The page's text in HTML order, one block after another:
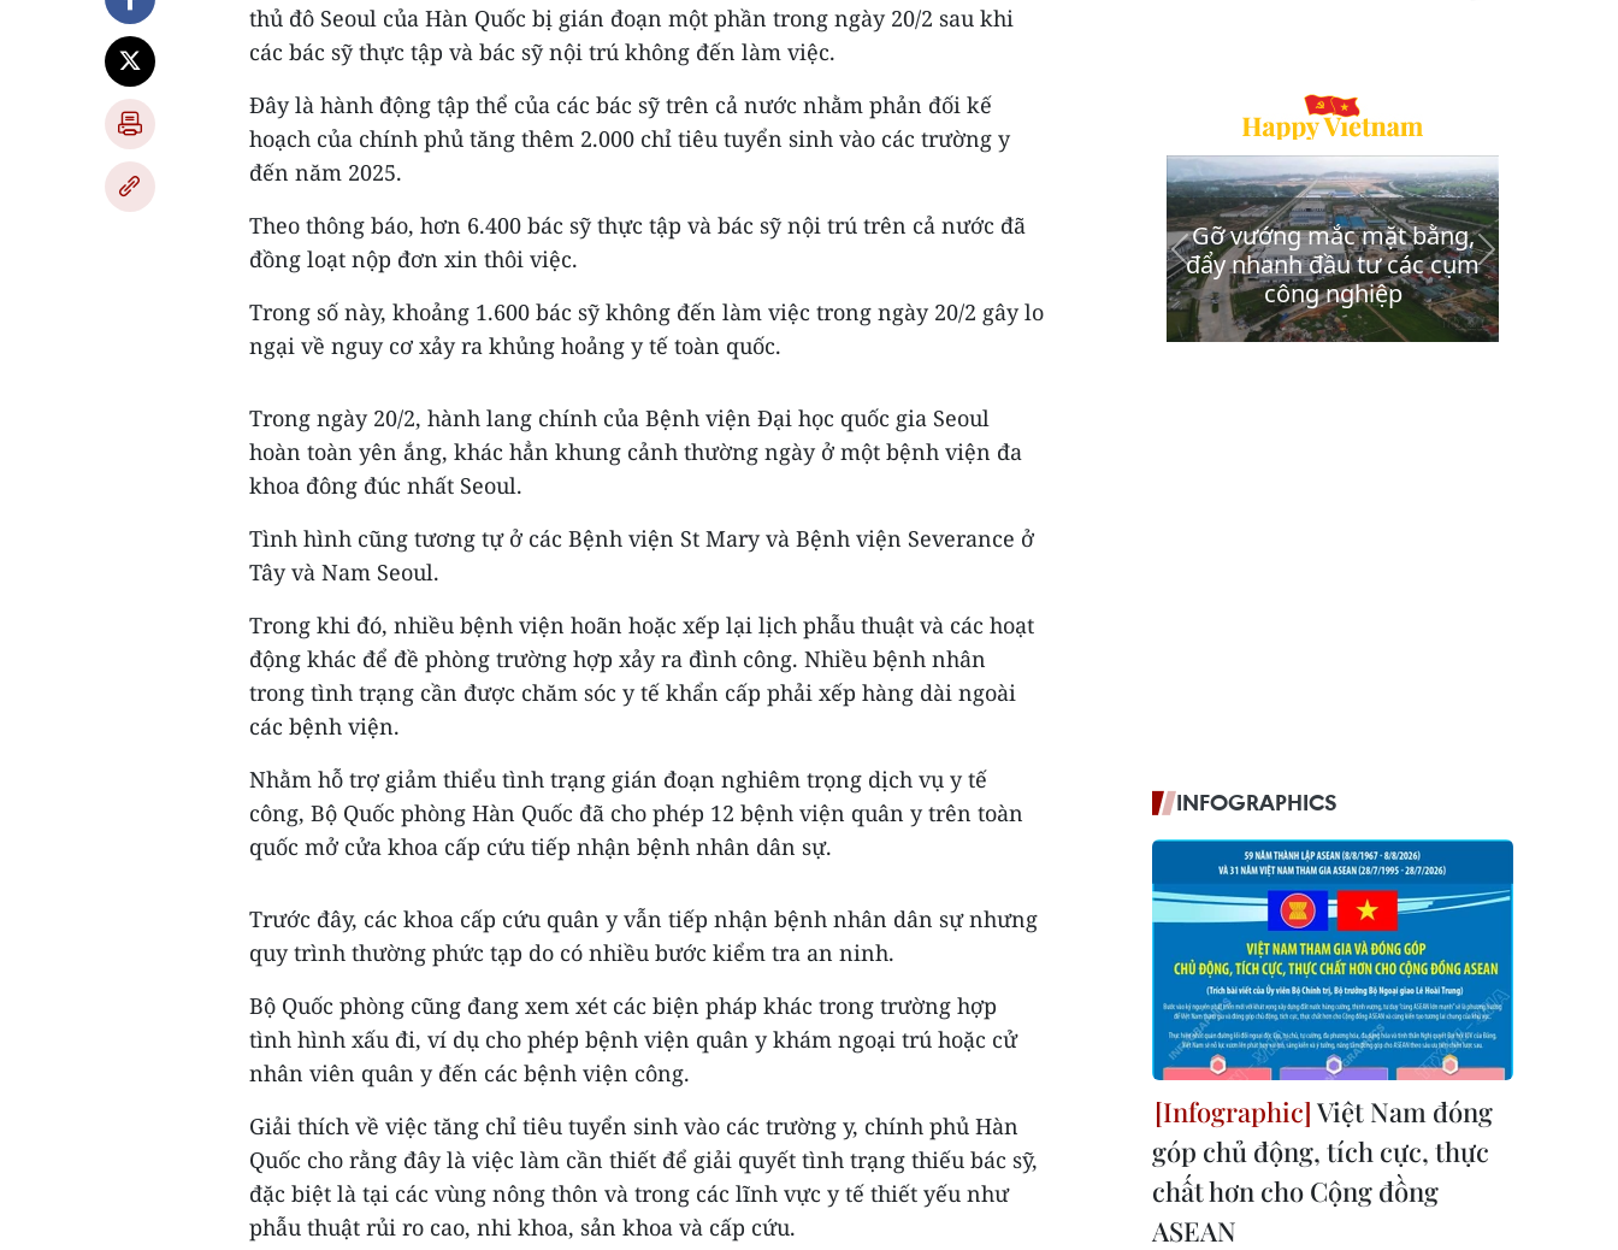
thủ đô Seoul của Hàn Quốc bị gián đoạn một phần trong ngày 20/2 sau khi
các bác sỹ thực tập và bác sỹ nội trú không đến làm việc.
Đây là hành động tập thể của các bác sỹ trên cả nước nhằm phản đối kế
hoạch của chính phủ tăng thêm 2.000 chỉ tiêu tuyển sinh vào các trường y
đến năm 2025.
Theo thông báo, hơn 6.400 bác sỹ thực tập và bác sỹ nội trú trên cả nước đã
đồng loạt nộp đơn xin thôi việc.
Trong số này, khoảng 1.600 bác sỹ không đến làm việc trong ngày 20/2 gây lo
ngại về nguy cơ xảy ra khủng hoảng y tế toàn quốc.
Trong ngày 20/2, hành lang chính của Bệnh viện Đại học quốc gia Seoul
hoàn toàn yên ắng, khác hẳn khung cảnh thường ngày ở một bệnh viện đa
khoa đông đúc nhất Seoul.
Tình hình cũng tương tự ở các Bệnh viện St Mary và Bệnh viện Severance ở
Tây và Nam Seoul.
Trong khi đó, nhiều bệnh viện hoãn hoặc xếp lại lịch phẫu thuật và các hoạt
động khác để đề phòng trường hợp xảy ra đình công. Nhiều bệnh nhân
trong tình trạng cần được chăm sóc y tế khẩn cấp phải xếp hàng dài ngoài
các bệnh viện.
Nhằm hỗ trợ giảm thiểu tình trạng gián đoạn nghiêm trọng dịch vụ y tế
công, Bộ Quốc phòng Hàn Quốc đã cho phép 12 bệnh viện quân y trên toàn
quốc mở cửa khoa cấp cứu tiếp nhận bệnh nhân dân sự.
Trước đây, các khoa cấp cứu quân y vẫn tiếp nhận bệnh nhân dân sự nhưng
quy trình thường phức tạp do có nhiều bước kiểm tra an ninh.
Bộ Quốc phòng cũng đang xem xét các biện pháp khác trong trường hợp
tình hình xấu đi, ví dụ cho phép bệnh viện quân y khám ngoại trú hoặc cử
nhân viên quân y đến các bệnh viện công.
Giải thích về việc tăng chỉ tiêu tuyển sinh vào các trường y, chính phủ Hàn
Quốc cho rằng đây là việc làm cần thiết để giải quyết tình trạng thiếu bác sỹ,
đặc biệt là tại các vùng nông thôn và trong các lĩnh vực y tế thiết yếu như
phẫu thuật rủi ro cao, nhi khoa, sản khoa và cấp cứu.
INFOGRAPHICS
Việt Nam đóng
góp chủ động, tích cực, thực
chất hơn cho Cộng đồng
ASEAN